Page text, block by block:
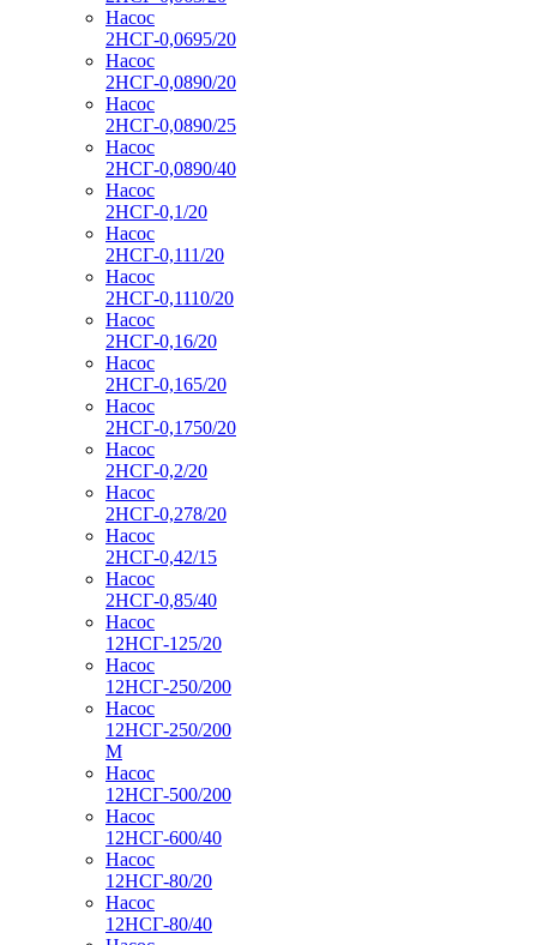
Насос
2НСГ-0,0695/20
Насос
2НСГ-0,0890/20
Насос
2НСГ-0,0890/25
Насос
2НСГ-0,0890/40
Насос
2НСГ-0,1/20
Насос
2НСГ-0,111/20
Насос
2НСГ-0,1110/20
Насос
2НСГ-0,16/20
Насос
2НСГ-0,165/20
Насос
2НСГ-0,1750/20
Насос
2НСГ-0,2/20
Насос
2НСГ-0,278/20
Насос
2НСГ-0,42/15
Насос
2НСГ-0,85/40
Насос
12НСГ-125/20
Насос
12НСГ-250/200
Насос
12НСГ-250/200
М
Насос
12НСГ-500/200
Насос
12НСГ-600/40
Насос
12НСГ-80/20
Насос
12НСГ-80/40